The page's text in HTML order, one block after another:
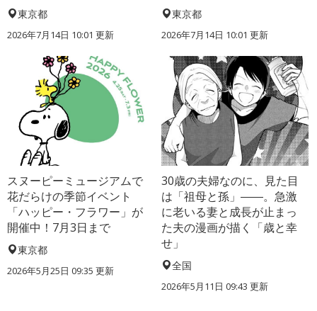
東京都
2026年7月14日 10:01 更新
東京都
2026年7月14日 10:01 更新
スヌーピーミュージアムで
花だらけの季節イベント
「ハッピー・フラワー」が
開催中！7月3日まで
東京都
2026年5月25日 09:35 更新
30歳の夫婦なのに、見た目
は「祖母と孫」――。急激
に老いる妻と成長が止まっ
た夫の漫画が描く「歳と幸
せ」
全国
2026年5月11日 09:43 更新